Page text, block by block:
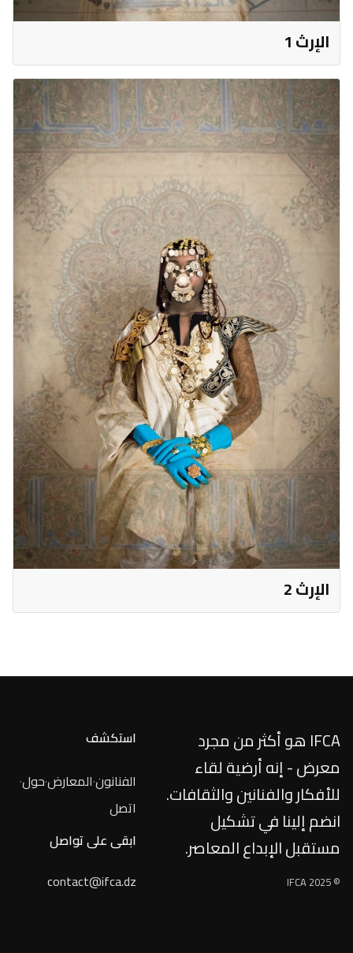
الإرث 1
الإرث 2
IFCA هو أكثر من مجرد
معرض - إنه أرضية لقاء
للأفكار والفنانين والثقافات.
انضم إلينا في تشكيل
مستقبل الإبداع المعاصر.
© IFCA 2025
استكشف
الفنانون·المعارض·حول·
اتصل
ابقى على تواصل
contact@ifca.dz